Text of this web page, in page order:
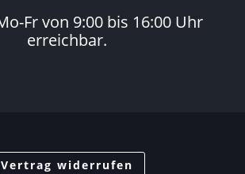
Fr von 9:00 bis 16:00 Uhr
erreichbar.
Vertrag widerrufen